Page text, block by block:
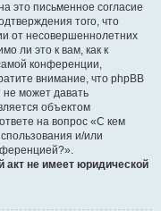
это письменное согласие
того, что
от несовершеннолетних
ли это к вам, как к
конференции,
внимание, что phpBB
может давать
объектом
на вопрос «С кем
и/или
акт не имеет юридической